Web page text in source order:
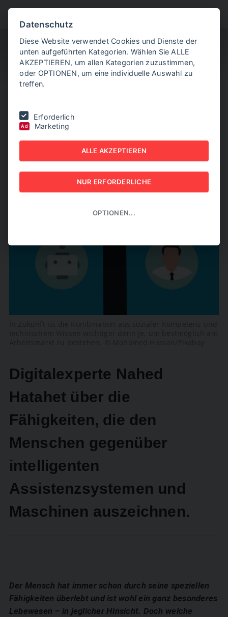
MENSCH IM KI-ZEITALTER
14. FEBRUAR 2024
Digitalexperte Nahed
Hatahet über die
Fähigkeiten, die den
Menschen gegenüber
intelligenten
Assistenzsystemen und
Maschinen auszeichnen.
Der Mensch hat immer schon durch seine speziellen
Fähigkeiten überlebt und ist wohl ein ganz besonderes
Lebewesen – in jeglicher Hinsicht. Doch welche
Datenschutz
Diese Website verwendet Cookies und Dienste der
unten aufgeführten Kategorien. Wählen Sie ALLE
AKZEPTIEREN, um allen Kategorien zuzustimmen,
oder OPTIONEN, um eine individuelle Auswahl zu
treffen.
Erforderlich
Ad Marketing
ALLE AKZEPTIEREN
NUR ERFORDERLICHE
OPTIONEN...